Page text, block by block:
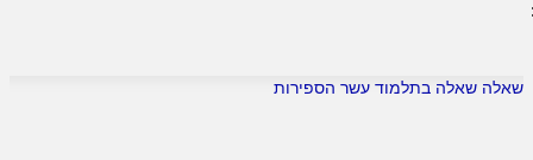
שאלה שאלה בתלמוד עשר הספירות